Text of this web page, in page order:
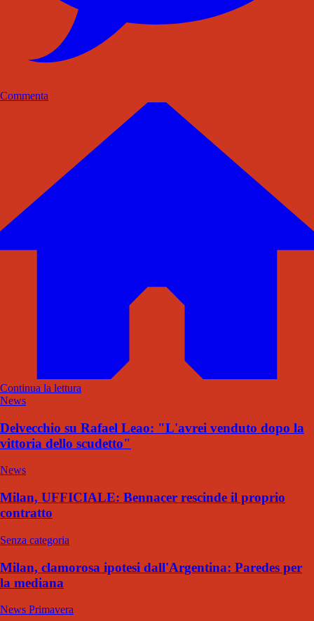
Commenta
Continua la lettura
News
Delvecchio su Rafael Leao: "L'avrei venduto dopo la
vittoria dello scudetto"
News
Milan, UFFICIALE: Bennacer rescinde il proprio
contratto
Senza categoria
Milan, clamorosa ipotesi dall'Argentina: Paredes per
la mediana
News Primavera